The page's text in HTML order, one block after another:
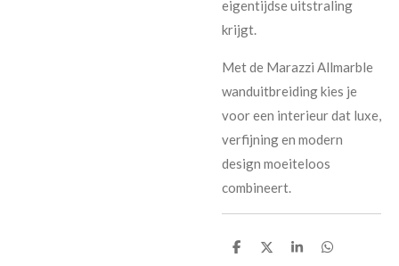
eigentijdse uitstraling
krijgt.
Met de Marazzi Allmarble
wanduitbreiding kies je
voor een interieur dat luxe,
verfijning en modern
design moeiteloos
combineert.
D
D
S
D